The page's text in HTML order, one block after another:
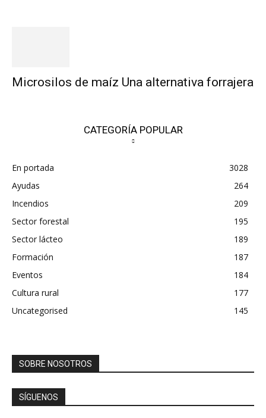
Microsilos de maíz Una alternativa forrajera
CATEGORÍA POPULAR
En portada
3028
Ayudas
264
Incendios
209
Sector forestal
195
Sector lácteo
189
Formación
187
Eventos
184
Cultura rural
177
Uncategorised
145
SOBRE NOSOTROS
SÍGUENOS